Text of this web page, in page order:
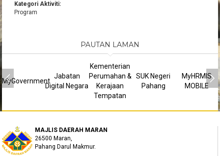
Kategori Aktiviti:
Program
PAUTAN LAMAN
MyGovernment
Jabatan
Digital Negara
Kementerian
Perumahan &
Kerajaan
Tempatan
SUK Negeri
Pahang
MyHRMIS
MOBILE
MAJLIS DAERAH MARAN
26500 Maran,
Pahang Darul Makmur.